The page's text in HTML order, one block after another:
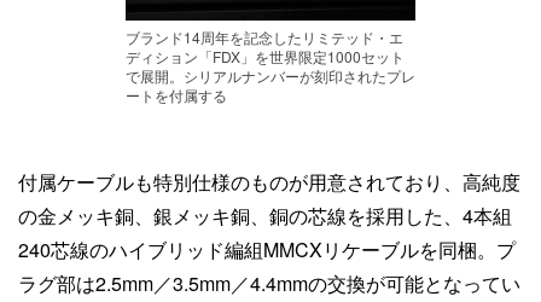
ブランド14周年を記念したリミテッド・エ
ディション「FDX」を世界限定1000セット
で展開。シリアルナンバーが刻印されたプレ
ートを付属する
付属ケーブルも特別仕様のものが用意されており、高純度
の金メッキ銅、銀メッキ銅、銅の芯線を採用した、4本組
240芯線のハイブリッド編組MMCXリケーブルを同梱。プ
ラグ部は2.5mm／3.5mm／4.4mmの交換が可能となってい